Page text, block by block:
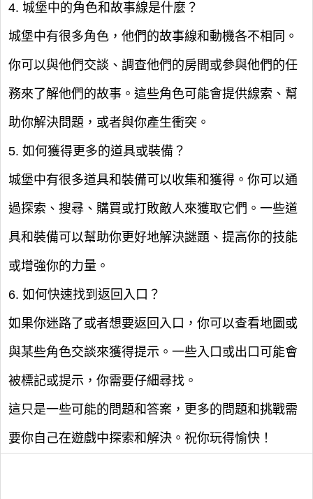
4. 城堡中的角色和故事線是什麼？
城堡中有很多角色，他們的故事線和動機各不相同。
你可以與他們交談、調查他們的房間或參與他們的任
務來了解他們的故事。這些角色可能會提供線索、幫
助你解決問題，或者與你產生衝突。
5. 如何獲得更多的道具或裝備？
城堡中有很多道具和裝備可以收集和獲得。你可以通
過探索、搜尋、購買或打敗敵人來獲取它們。一些道
具和裝備可以幫助你更好地解決謎題、提高你的技能
或增強你的力量。
6. 如何快速找到返回入口？
如果你迷路了或者想要返回入口，你可以查看地圖或
與某些角色交談來獲得提示。一些入口或出口可能會
被標記或提示，你需要仔細尋找。
這只是一些可能的問題和答案，更多的問題和挑戰需
要你自己在遊戲中探索和解決。祝你玩得愉快！